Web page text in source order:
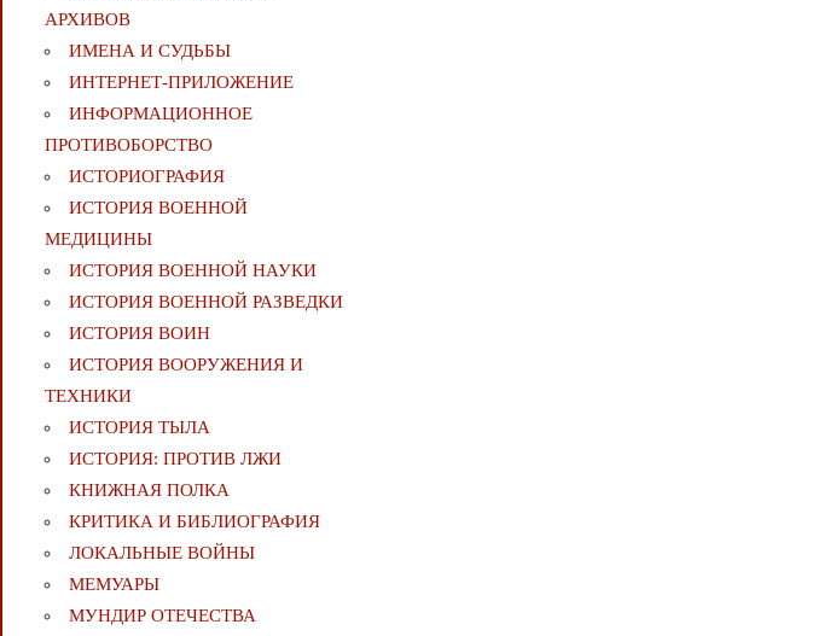
АРХИВОВ
ИМЕНА И СУДЬБЫ
ИНТЕРНЕТ-ПРИЛОЖЕНИЕ
ИНФОРМАЦИОННОЕ
ПРОТИВОБОРСТВО
ИСТОРИОГРАФИЯ
ИСТОРИЯ ВОЕННОЙ
МЕДИЦИНЫ
ИСТОРИЯ ВОЕННОЙ НАУКИ
ИСТОРИЯ ВОЕННОЙ РАЗВЕДКИ
ИСТОРИЯ ВОИН
ИСТОРИЯ ВООРУЖЕНИЯ И
ТЕХНИКИ
ИСТОРИЯ ТЫЛА
ИСТОРИЯ: ПРОТИВ ЛЖИ
КНИЖНАЯ ПОЛКА
КРИТИКА И БИБЛИОГРАФИЯ
ЛОКАЛЬНЫЕ ВОЙНЫ
МЕМУАРЫ
МУНДИР ОТЕЧЕСТВА